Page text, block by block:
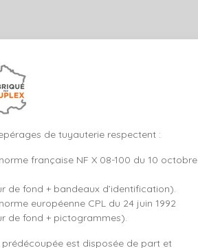
de tuyauterie respectent :
française NF X 08-100 du 10 octobre
de fond + bandeaux d’identification).
européenne CPL du 24 juin 1992
de fond + pictogrammes).
prédécoupée est disposée de part et